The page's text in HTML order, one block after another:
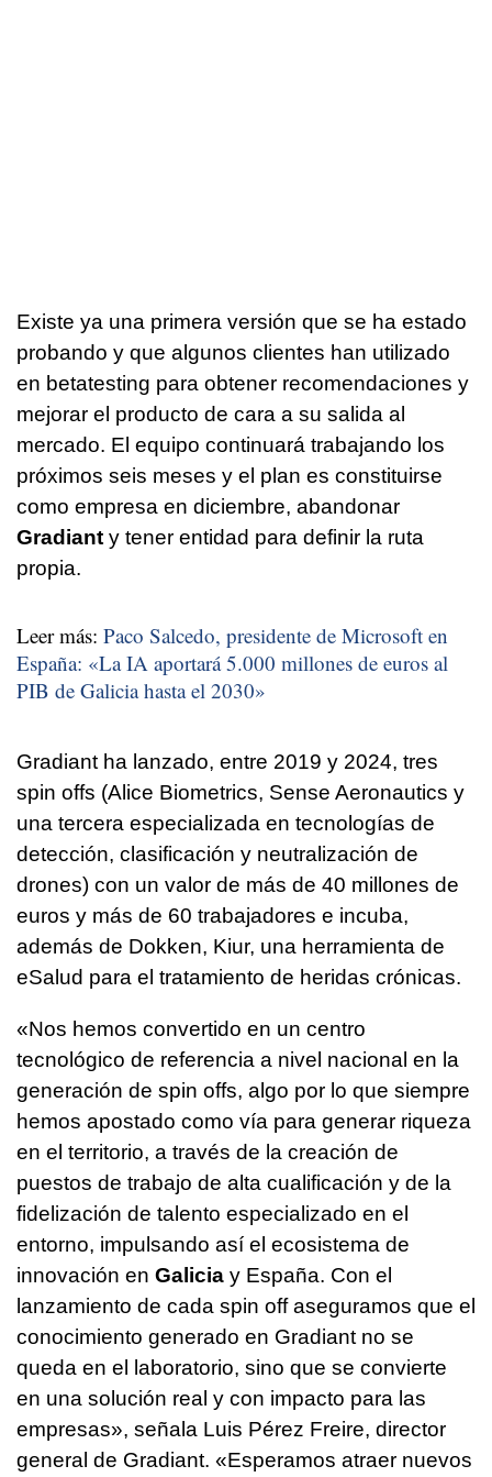
Existe ya una primera versión que se ha estado
probando y que algunos clientes han utilizado
en betatesting para obtener recomendaciones y
mejorar el producto de cara a su salida al
mercado. El equipo continuará trabajando los
próximos seis meses y el plan es constituirse
como empresa en diciembre, abandonar
Gradiant y tener entidad para definir la ruta
propia.
Leer más: Paco Salcedo, presidente de Microsoft en
España: «La IA aportará 5.000 millones de euros al
PIB de Galicia hasta el 2030»
Gradiant ha lanzado, entre 2019 y 2024, tres
spin offs (Alice Biometrics, Sense Aeronautics y
una tercera especializada en tecnologías de
detección, clasificación y neutralización de
drones) con un valor de más de 40 millones de
euros y más de 60 trabajadores e incuba,
además de Dokken, Kiur, una herramienta de
eSalud para el tratamiento de heridas crónicas.
«Nos hemos convertido en un centro
tecnológico de referencia a nivel nacional en la
generación de spin offs, algo por lo que siempre
hemos apostado como vía para generar riqueza
en el territorio, a través de la creación de
puestos de trabajo de alta cualificación y de la
fidelización de talento especializado en el
entorno, impulsando así el ecosistema de
innovación en Galicia y España. Con el
lanzamiento de cada spin off aseguramos que el
conocimiento generado en Gradiant no se
queda en el laboratorio, sino que se convierte
en una solución real y con impacto para las
empresas», señala Luis Pérez Freire, director
general de Gradiant. «Esperamos atraer nuevos